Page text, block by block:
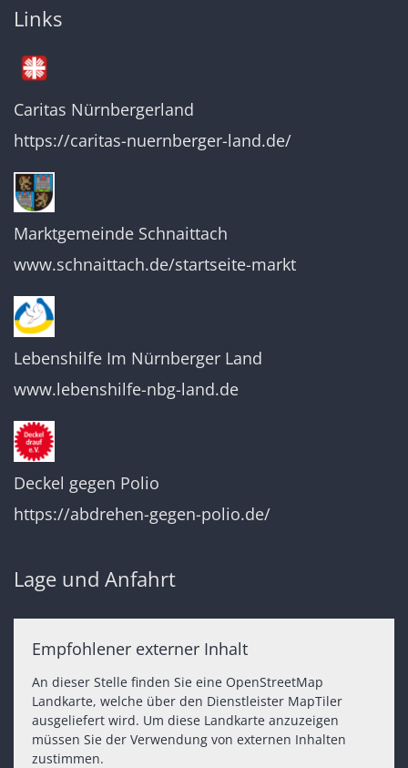
Links
Caritas Nürnbergerland
https://caritas-nuernberger-land.de/
Marktgemeinde Schnaittach
www.schnaittach.de/startseite-markt
Lebenshilfe Im Nürnberger Land
www.lebenshilfe-nbg-land.de
Deckel gegen Polio
https://abdrehen-gegen-polio.de/
Lage und Anfahrt
Empfohlener externer Inhalt
An dieser Stelle finden Sie eine OpenStreetMap
Landkarte, welche über den Dienstleister MapTiler
ausgeliefert wird. Um diese Landkarte anzuzeigen
müssen Sie der Verwendung von externen Inhalten
zustimmen.